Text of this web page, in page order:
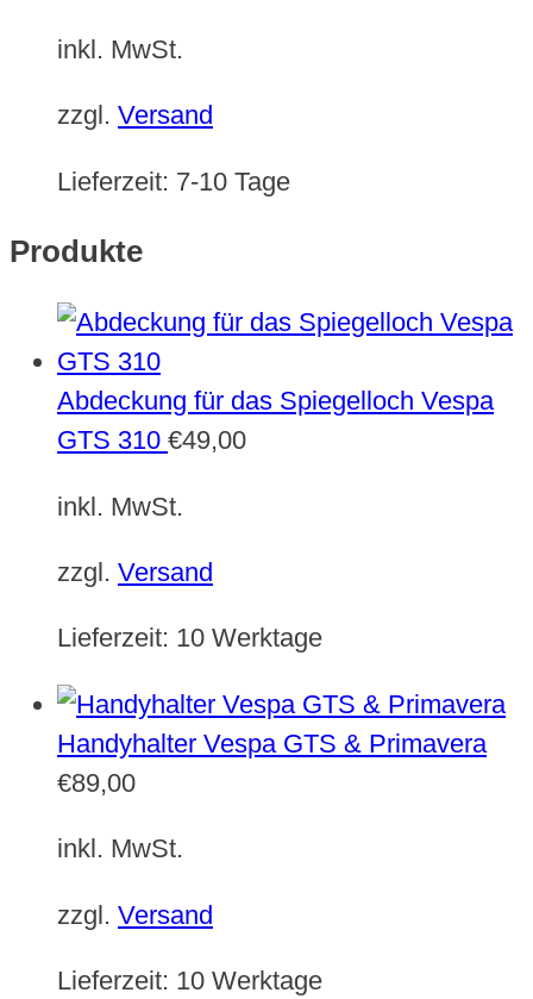
inkl. MwSt.
zzgl. Versand
Lieferzeit: 7-10 Tage
Produkte
Abdeckung für das Spiegelloch Vespa
GTS 310 €49,00
inkl. MwSt.
zzgl. Versand
Lieferzeit: 10 Werktage
Handyhalter Vespa GTS & Primavera
€89,00
inkl. MwSt.
zzgl. Versand
Lieferzeit: 10 Werktage